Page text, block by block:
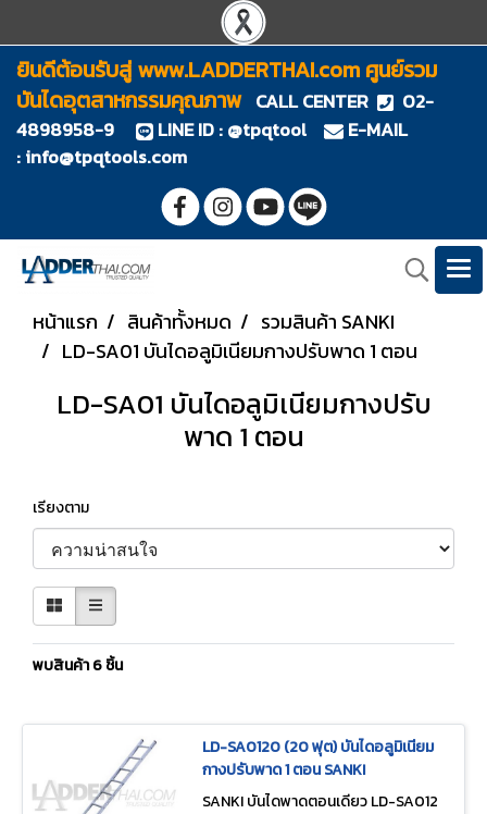
ยินดีต้อนรับสู่ www.LADDERTHAI.com ศูนย์รวม
บันไดอุตสาหกรรมคุณภาพ CALL CENTER
02-
4898958-9
LINE ID : @tpqtool
E-MAIL
:info@tpqtools.com
หน้าแรก สินค้าทั้งหมด
รวมสินค้า SANKI
LD-SA01 บันไดอลูมิเนียมกางปรับพาด 1 ตอน
LD-SA01 บันไดอลูมิเนียมกางปรับ
พาด 1 ตอน
เรียงตาม
พบสินค้า 6 ชิ้น
LD-SA0120 (20 ฟุต) บันไดอลูมิเนียม
กางปรับพาด 1 ตอน SANKI
SANKI บันไดพาดตอนเดียว LD-SA012